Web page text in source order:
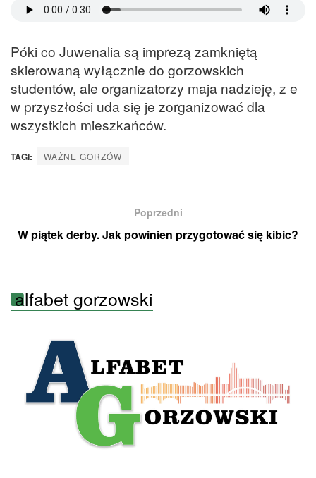
Póki co Juwenalia są imprezą zamkniętą
skierowaną wyłącznie do gorzowskich
studentów, ale organizatorzy maja nadzieję, z e
w przyszłości uda się je zorganizować dla
wszystkich mieszkańców.
TAGI: WAŻNE GORZÓW
Poprzedni
W piątek derby. Jak powinien przygotować się kibic?
alfabet gorzowski